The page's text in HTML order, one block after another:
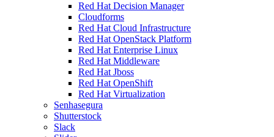
Red Hat Decision Manager
Cloudforms
Red Hat Cloud Infrastructure
Red Hat OpenStack Platform
Red Hat Enterprise Linux
Red Hat Middleware
Red Hat Jboss
Red Hat OpenShift
Red Hat Virtualization
Senhasegura
Shutterstock
Slack